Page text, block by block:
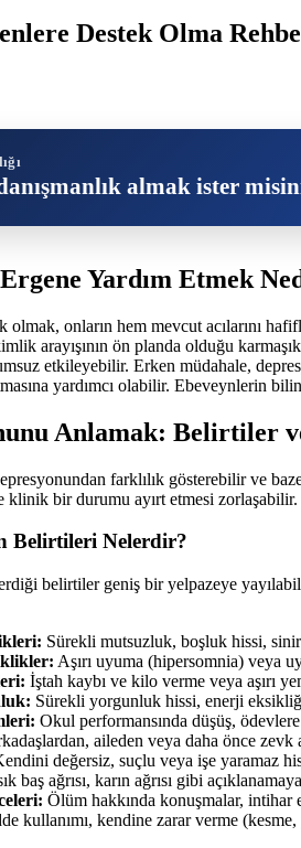
Destek Olma
almak ister
Yardım Etmek
olmak, onların hem mevcut acılarını
arayışının ön planda olduğu
etkileyebilir. Erken müdahale,
yardımcı olabilir. Ebeveynlerin
Anlamak: Belirtiler
farklılık gösterebilir ve
klinik bir durumu ayırt etmesi zorlaşabilir.
Belirtileri Nelerdir?
belirtiler geniş bir yelpazeye
Sürekli mutsuzluk, boşluk hissi,
Aşırı uyuma (hipersomnia) veya
İştah kaybı ve kilo verme veya aşırı
Sürekli yorgunluk hissi, enerji
Okul performansında düşüş,
aileden veya daha önce zevk
değersiz, suçlu veya işe yaramaz
baş ağrısı, karın ağrısı gibi
Ölüm hakkında konuşmalar,
kullanımı, kendine zarar verme